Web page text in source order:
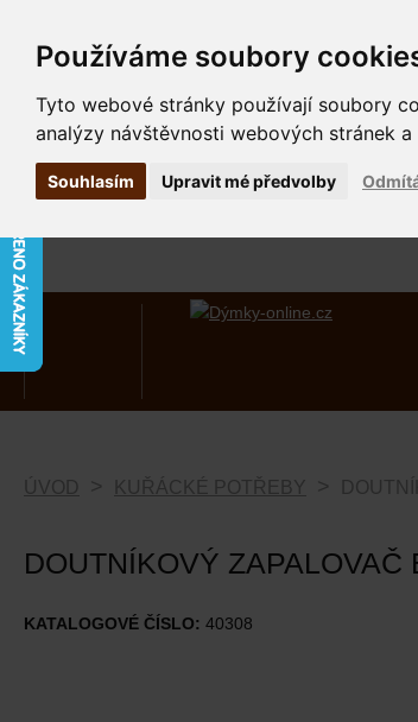
Používáme soubory
Tyto webové stránky používají soubory
analýzy návštěvnosti webových stránek
Souhlasím Upravit mé předvolby
ÚVOD KUŘÁCKÉ POTŘEBY
DOUTNÍKOVÝ
KATALOGOVÉ ČÍSLO: 40308